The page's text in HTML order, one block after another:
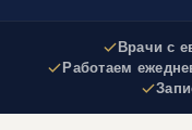
Врачи с
Работаем